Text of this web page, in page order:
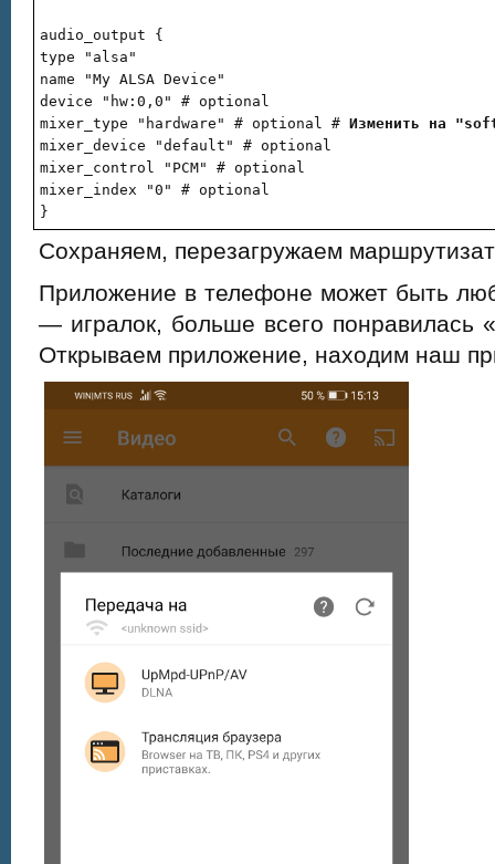
audio_output {
type "alsa"
name "My ALSA Device"
device "hw:0,0" # optional
mixer_type "hardware" # optional # Изменить на
mixer_device "default" # optional
mixer_control "PCM" # optional
mixer_index "0" # optional
}
Сохраняем, перезагружаем
Приложение в телефоне может быть
— игралок, больше всего понравилась
Открываем приложение, находим наш